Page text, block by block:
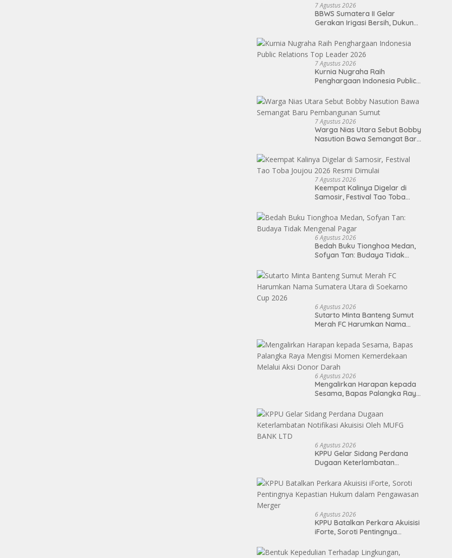
7 Agustus 2026
BBWS Sumatera II Gelar
Gerakan Irigasi Bersih, Dukung
Lahan di Sei Ular
7 Agustus 2026
Kurnia Nugraha Raih
Penghargaan Indonesia Public
7 Agustus 2026
Warga Nias Utara Sebut Bobby
Nasution Bawa Semangat Baru
7 Agustus 2026
Keempat Kalinya Digelar di
Samosir, Festival Tao Toba
6 Agustus 2026
Bedah Buku Tionghoa Medan,
Sofyan Tan: Budaya Tidak
6 Agustus 2026
Sutarto Minta Banteng Sumut
Merah FC Harumkan Nama
Cup 2026
6 Agustus 2026
Mengalirkan Harapan kepada
Sesama, Bapas Palangka Raya
Melalui Aksi Donor Darah
6 Agustus 2026
KPPU Gelar Sidang Perdana
Dugaan Keterlambatan
BANK LTD
6 Agustus 2026
KPPU Batalkan Perkara Akuisisi
iForte, Soroti Pentingnya
Pengawasan Merger